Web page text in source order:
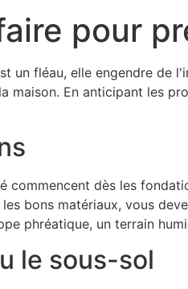
pour
un fléau, elle engendre
maison. En anticipant les
commencent dès les
bons matériaux, vous
phréatique, un terrain
le sous-sol